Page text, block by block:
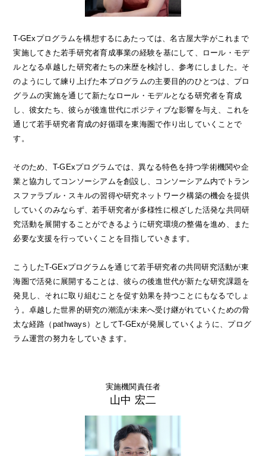
T-GExプログラムを構想するにあたっては、名古屋大学がこれまで
実施してきた若手研究者育成事業の経験を基にして、ロール・モデ
ルとなる卓越した研究者たちの来歴を検討し、参考にしました。そ
のようにして練り上げた本プログラムの主要目的のひとつは、プロ
グラムの実施を通じて新たなロール・モデルとなる研究者を育成
し、彼女たち、彼らが後進世代にポジティブな影響を与え、これを
通じて若手研究者育成の好循環を東海圏で作り出していくことで
す。
そのため、T-GExプログラムでは、異なる特色を持つ学術機関や企
業と協力してコンソーシアムを創設し、コンソーシアム内でトラン
スファラブル・スキルの習得や研究ネットワーク構築の機会を提供
していくのみならず、若手研究者が多様性に根ざした活発な共同研
究活動を展開することができるように研究環境の整備を進め、また
必要な支援を行っていくことを目指していきます。
こうしたT-GExプログラムを通じて若手研究者の共同研究活動が東
海圏で活発に展開することは、彼らの後進世代が新たな研究課題を
発見し、それに取り組むことを促す効果を持つことにもなるでしょ
う。卓越した世界的研究の潮流が未来へ受け継がれていくための骨
太な経路（pathways）としてT-GExが発展していくように、プログ
ラム運営の努力をしていきます。
実施機関責任者
山中 宏二